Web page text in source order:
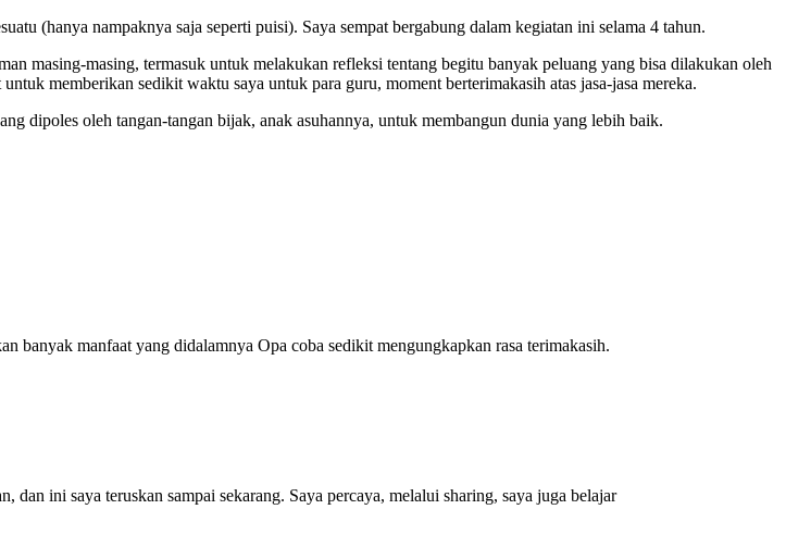
(hanya nampaknya saja seperti puisi). Saya sempat bergabung dalam kegiatan ini selama 4 tahun.
masing-masing, termasuk untuk melakukan refleksi tentang begitu banyak peluang yang bisa dilakukan oleh
memberikan sedikit waktu saya untuk para guru, moment berterimakasih atas jasa-jasa mereka.
dipoles oleh tangan-tangan bijak, anak asuhannya, untuk membangun dunia yang lebih baik.
banyak manfaat yang didalamnya Opa coba sedikit mengungkapkan rasa terimakasih.
ini saya teruskan sampai sekarang. Saya percaya, melalui sharing, saya juga belajar